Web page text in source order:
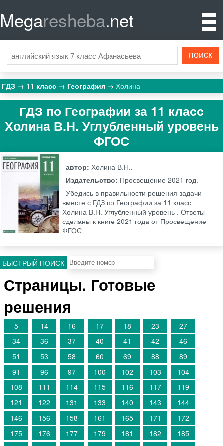
Megaresheba.net
ГДЗ 11 класс География Холина
ГДЗ по Географии за 11 класс
Холина В.Н. Углубленный уровень
ФГОС
автор:Холина В.Н..
Издательство: Просвещение 2021 год.
Убедись в правильности решения задачи
вместе с ГДЗ по Географии за 11 класс
Холина В.Н. Углубленный уровень . Ответы
сделаны к книге 2021 года от Просвещение
ФГОС
БЫСТРЫЙ ПОИСК
Страницы. Готовые
решения
5 14 16 17 18 23
27
34
36 37 40 41 42
46
51
53 58 60 69 88
89
91
96 97 100 102 103
104
108
111 114 115 116 117
119
121
122 131 133 140 143
144
146
156 158 161 165 171
172
175
176 177 179 181 182
185